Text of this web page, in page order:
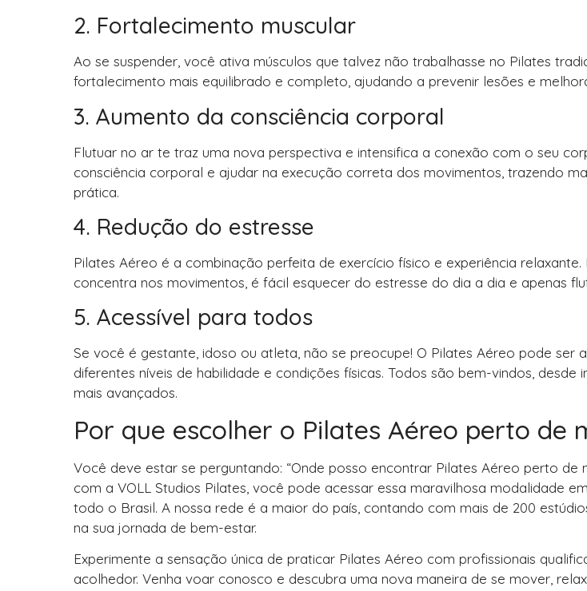
2. Fortalecimento muscular
Ao se suspender, você ativa músculos que talvez não trabalhasse no Pilates
fortalecimento mais equilibrado e completo, ajudando a prevenir lesões e
3. Aumento da consciência corporal
Flutuar no ar te traz uma nova perspectiva e intensifica a conexão com o seu
consciência corporal e ajudar na execução correta dos movimentos, trazendo
prática.
4. Redução do estresse
Pilates Aéreo é a combinação perfeita de exercício físico e experiência relaxante.
concentra nos movimentos, é fácil esquecer do estresse do dia a dia e apenas
5. Acessível para todos
Se você é gestante, idoso ou atleta, não se preocupe! O Pilates Aéreo pode ser
diferentes níveis de habilidade e condições físicas. Todos são bem-vindos, desde
mais avançados.
Por que escolher o Pilates Aéreo perto de
Você deve estar se perguntando: “Onde posso encontrar Pilates Aéreo perto de
com a VOLL Studios Pilates, você pode acessar essa maravilhosa modalidade
todo o Brasil. A nossa rede é a maior do país, contando com mais de 200
na sua jornada de bem-estar.
Experimente a sensação única de praticar Pilates Aéreo com profissionais
acolhedor. Venha voar conosco e descubra uma nova maneira de se mover,